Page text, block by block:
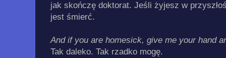
jak skończę doktorat. Jeśli żyjesz w
jest śmierć.
And if you are homesick, give me your hand
Tak daleko. Tak rzadko mogę.